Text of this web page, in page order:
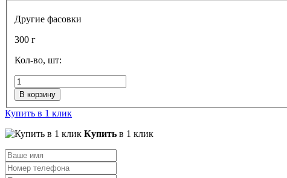
Другие фасовки
300 г
Кол-во, шт:
В корзину
Купить в 1 клик
Купить в 1 клик